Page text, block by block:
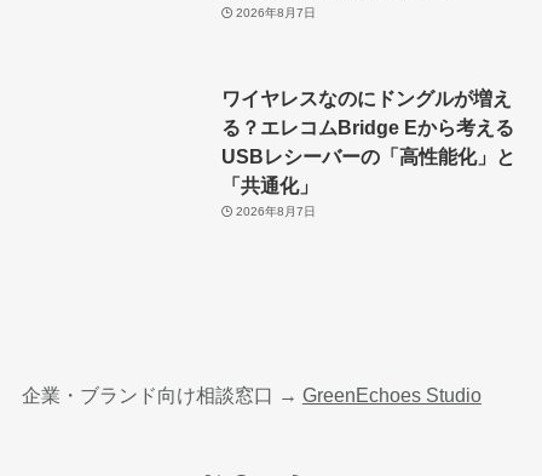
2026年8月7日
ワイヤレスなのにドングルが増え
る？エレコムBridge Eから考える
USBレシーバーの「高性能化」と
「共通化」
2026年8月7日
企業・ブランド向け相談窓口 → GreenEchoes Studio